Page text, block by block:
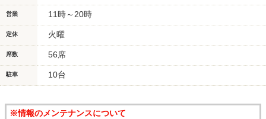
営業 11時～20時
定休 火曜
席数 56席
駐車 10台
※情報のメンテナンスについて